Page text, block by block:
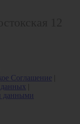
Соглашение
данных
данными